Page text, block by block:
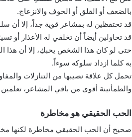
بالضعف أو القلق أو الخوف والانزعاج.
قد تحتفظين له بمشاعر قوية جداً، إلا أن
قد تحاولين أيضاً أن تخلقي له الأعذار أو
حتى لو كان هذا الشخص يحبكِ، إلا أن هذا
به كلما ازداد سلوكه سوءاً.
تحمل كل علاقة نصيبها من التنازلات
والطمأنينة أقوى من باقي المشاعر،
الحب الحقيقي هو مخاطرة
صحيح أن الحب الحقيقي مخاطرة لكنها